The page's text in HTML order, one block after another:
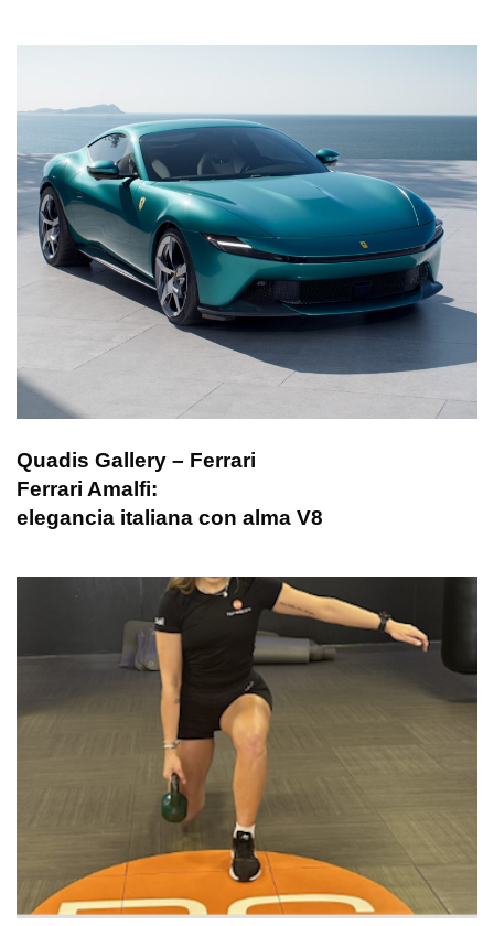
Quadis Gallery – Ferrari
Ferrari Amalfi:
elegancia italiana con alma V8